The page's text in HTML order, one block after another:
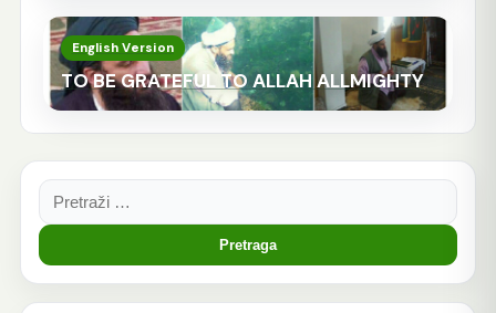
English Version
TO BE GRATEFUL TO ALLAH ALLMIGHTY
Pretraga: